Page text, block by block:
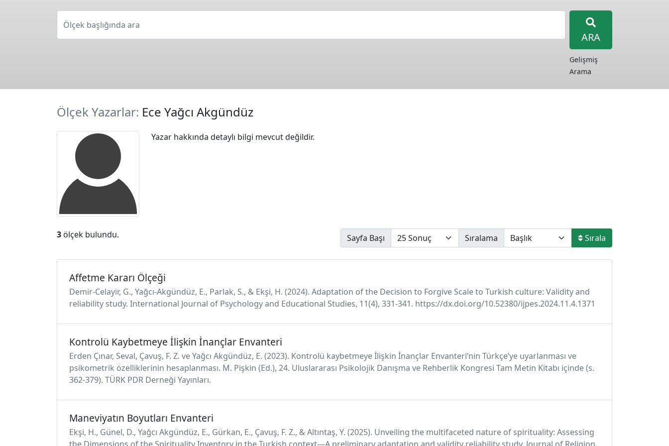
Ölçek başlığında ara
ARA
Gelişmiş
Arama
Ölçek Yazarlar: Ece Yağcı Akgündüz
Yazar hakkında detaylı bilgi mevcut değildir.
3 ölçek bulundu. Sayfa Başı Sıralama Sırala
Affetme Kararı Ölçeği
Demir-Celayir, G., Yağcı-Akgündüz, E., Parlak, S., & Ekşi, H. (2024). Adaptation of the Decision to Forgive Scale to Turkish culture: Validity and
reliability study. International Journal of Psychology and Educational Studies, 11(4), 331-341. https://dx.doi.org/10.52380/ijpes.2024.11.4.1371
Kontrolü Kaybetmeye İlişkin İnançlar Envanteri
Erden Çınar, Seval, Çavuş, F. Z. ve Yağcı Akgündüz, E. (2023). Kontrolü kaybetmeye İlişkin İnançlar Envanteri’nin Türkçe’ye uyarlanması ve
psikometrik özelliklerinin hesaplanması. M. Pişkin (Ed.), 24. Uluslararası Psikolojik Danışma ve Rehberlik Kongresi Tam Metin Kitabı içinde (s.
362-379). TÜRK PDR Derneği Yayınları.
Maneviyatın Boyutları Envanteri
Ekşi, H., Günel, D., Yağcı Akgündüz, E., Gürkan, E., Çavuş, F. Z., & Altıntaş, Y. (2025). Unveiling the multifaceted nature of spirituality: Assessing